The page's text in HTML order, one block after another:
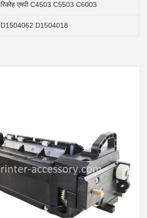
रिकोह एमपी C4503 C5503 C6003
D1504062 D1504018